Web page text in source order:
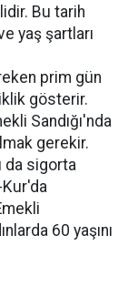
Bu tarih
yaş şartları
prim gün
gösterir.
Sandığı'nda
gerekir.
da sigorta
60 yaşını